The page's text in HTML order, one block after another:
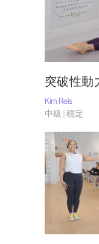
突破性動
Kim Reis
中級 | 穩定